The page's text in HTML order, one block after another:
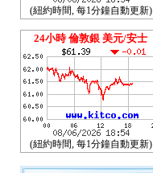
(紐約時間, 每1分鐘自動更新)
24小時 倫敦銀 美元/安士
(紐約時間, 每1分鐘自動更新)